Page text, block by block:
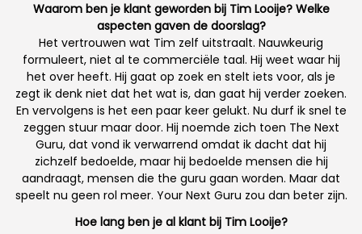
Waarom ben je klant geworden bij Tim Looije? Welke
aspecten gaven de doorslag?
Het vertrouwen wat Tim zelf uitstraalt. Nauwkeurig
formuleert, niet al te commerciële taal. Hij weet waar hij
het over heeft. Hij gaat op zoek en stelt iets voor, als je
zegt ik denk niet dat het wat is, dan gaat hij verder zoeken.
En vervolgens is het een paar keer gelukt. Nu durf ik snel te
zeggen stuur maar door. Hij noemde zich toen The Next
Guru, dat vond ik verwarrend omdat ik dacht dat hij
zichzelf bedoelde, maar hij bedoelde mensen die hij
aandraagt, mensen die the guru gaan worden. Maar dat
speelt nu geen rol meer. Your Next Guru zou dan beter zijn.
Hoe lang ben je al klant bij Tim Looije?